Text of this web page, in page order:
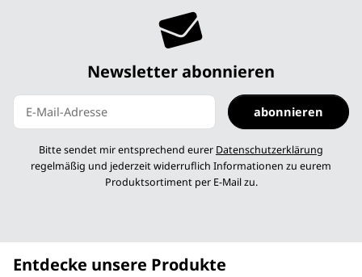
Newsletter abonnieren
abonnieren
Bitte sendet mir entsprechend eurer Datenschutzerklärung
regelmäßig und jederzeit widerruflich Informationen zu eurem
Produktsortiment per E-Mail zu.
Entdecke unsere Produkte